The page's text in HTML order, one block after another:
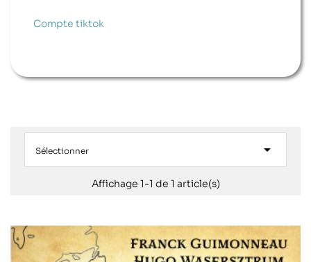
Compte tiktok
Sélectionner 
Affichage 1-1 de 1 article(s)